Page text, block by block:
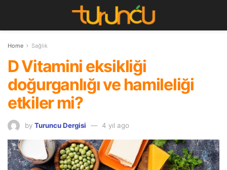
Home Sağlık
D Vitamini eksikliği
doğurganlığı ve hamileliği
etkiler mi?
by Turuncu Dergisi 4 yıl ago